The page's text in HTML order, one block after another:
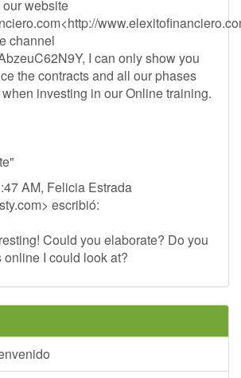
website
channel
I can only show you
the contracts and all our phases
investing in our Online training.
AM, Felicia Estrada
> escribió:
Could you elaborate? Do you
I could look at?